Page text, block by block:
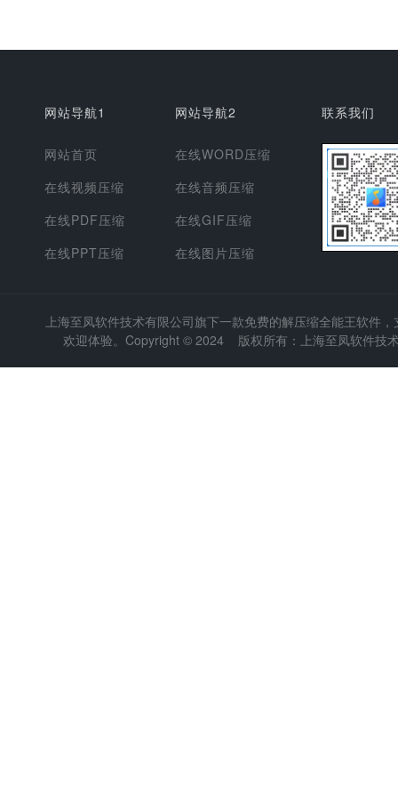
网站导航1
网站首页
在线视频压缩
在线PDF压缩
在线PPT压缩
网站导航2
在线WORD压缩
在线音频压缩
在线GIF压缩
在线图片压缩
联系我们
上海至凤软件技术有限公司旗下一款免费的解压缩全能王软件
欢迎体验。Copyright © 2024 版权所有：上海至凤软件技